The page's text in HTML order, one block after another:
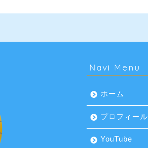
Navi Menu
ホーム
プロフィール
YouTube